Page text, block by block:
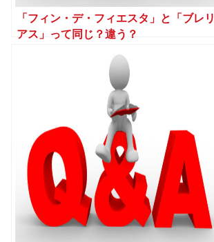
「フィン・デ・フィエスタ」と「ブレリ
アス」って同じ？違う？